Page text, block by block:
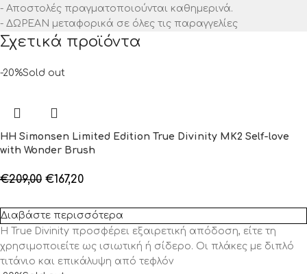
- Αποστολές πραγματοποιούνται καθημερινά.
- ΔΩΡΕΑΝ μεταφορικά σε όλες τις παραγγελίες
Σχετικά προϊόντα
-20%Sold out
HH Simonsen Limited Edition True Divinity MK2 Self-love
with Wonder Brush
€209,00 €167,20
Διαβάστε περισσότερα
Η True Divinity προσφέρει εξαιρετική απόδοση, είτε τη
χρησιμοποιείτε ως ισιωτική ή σίδερο. Οι πλάκες με διπλό
τιτάνιο και επικάλυψη από τεφλόν